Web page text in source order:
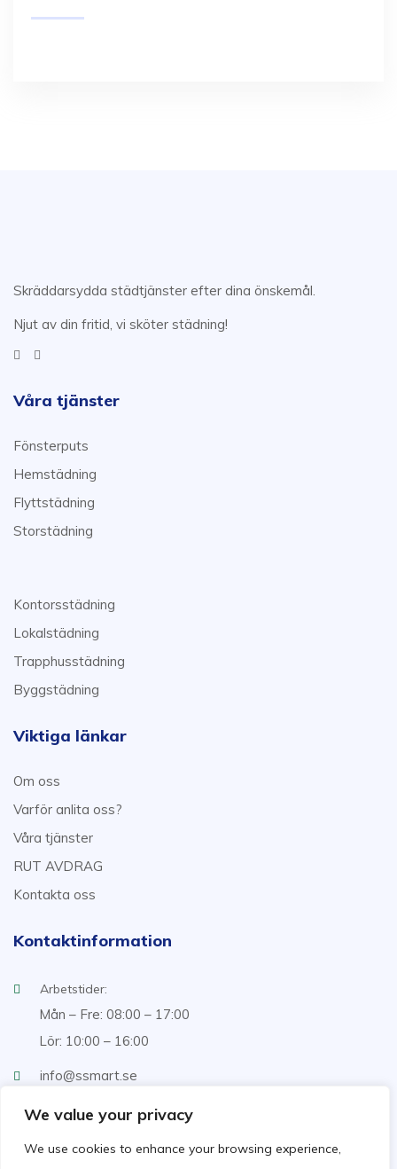
We value your privacy
We use cookies to enhance your browsing experience,
Skräddarsydda städtjänster efter dina önskemål.
Njut av din fritid, vi sköter städning!
Våra tjänster
Fönsterputs
Hemstädning
Flyttstädning
Storstädning
Kontorsstädning
Lokalstädning
Trapphusstädning
Byggstädning
Viktiga länkar
Om oss
Varför anlita oss?
Våra tjänster
RUT AVDRAG
Kontakta oss
Kontaktinformation
Arbetstider:
Mån – Fre: 08:00 – 17:00
Lör: 10:00 – 16:00
info@ssmart.se
+46707322222